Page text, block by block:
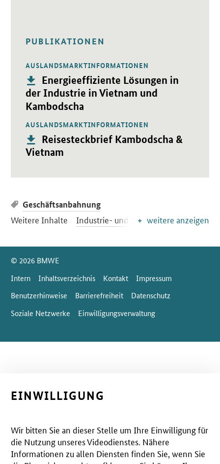
PUBLIKATIONEN
AUSLANDSMARKTINFORMATIONEN
Publikation:
Energieeffiziente Lösungen in
der Industrie in Vietnam und
Kambodscha
Öffnet PDF "Energieeffiziente Lösungen in der Industrie in
AUSLANDSMARKTINFORMATIONEN
Publikation:
Reisesteckbrief Kambodscha &
Vietnam
Öffnet PDF "Reisesteckbrief Kambodscha & Vietnam" in
Geschäftsanbahnung
Weitere Inhalte Industrie- und Gewerbeeffizienz
weitere anzeigen
SrOnlyServicemenü
© 2026 BMWE
Intern
Inhaltsverzeichnis Kontakt
Impressum
Benutzerhinweise
Barrierefreiheit
Datenschutz
Soziale Netzwerke
Einwilligungsverwaltung
EINWILLIGUNG
Wir bitten Sie an dieser Stelle um Ihre Einwilligung für
die Nutzung unseres Videodienstes. Nähere
Informationen zu allen Diensten finden Sie, wenn Sie